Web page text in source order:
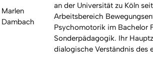
Marlen
Dambach
an der Universität zu Köln
Arbeitsbereich
Psychomotorik im Bachelor
Sonderpädagogik. Ihr
dialogische Verständnis des